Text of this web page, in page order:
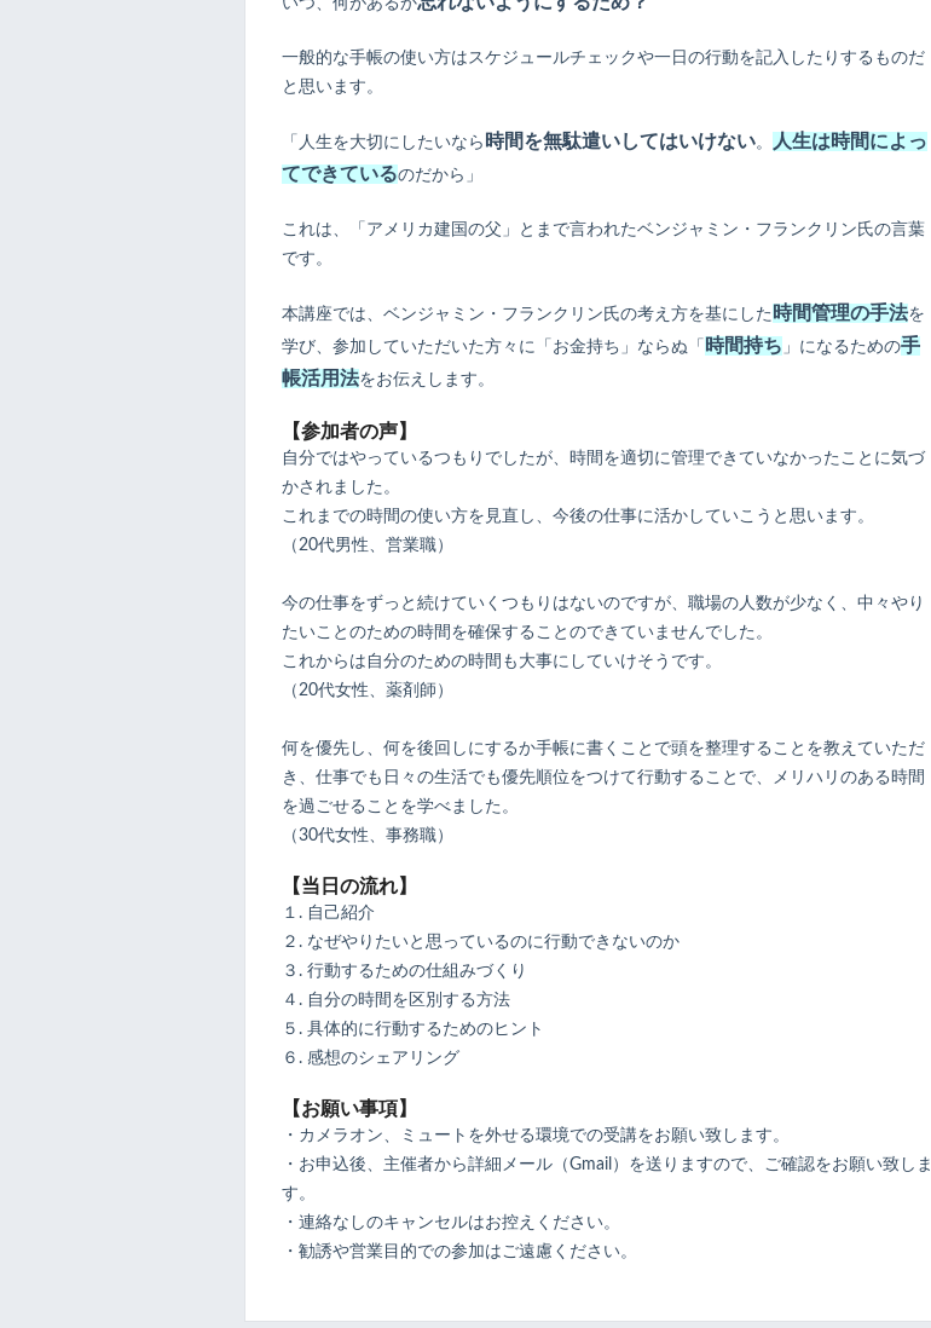
いつ、何があるか
一般的な手帳の使い方はスケジュールチェックや一日の行動を記入したりするものだ
と思います。
「人生を大切にしたいなら 時間を無駄遣いしてはいけない。 人生は時間によっ
てできているのだから」
これは、「アメリカ建国の父」とまで言われたベンジャミン・フランクリン氏の言葉
です。
本講座では、ベンジャミン・フランクリン氏の考え方を基にした 時間管理の手法を
学び、参加していただいた方々に「お金持ち」ならぬ「 時間持ち 」になるための手
帳活用法をお伝えします。
【参加者の声】
自分ではやっているつもりでしたが、時間を適切に管理できていなかったことに気づ
かされました。
これまでの時間の使い方を見直し、今後の仕事に活かしていこうと思います。
（20代男性、営業職）
今の仕事をずっと続けていくつもりはないのですが、職場の人数が少なく、中々やり
たいことのための時間を確保することのできていませんでした。
これからは自分のための時間も大事にしていけそうです。
（20代女性、薬剤師）
何を優先し、何を後回しにするか手帳に書くことで頭を整理することを教えていただ
き、仕事でも日々の生活でも優先順位をつけて行動することで、メリハリのある時間
を過ごせることを学べました。
（30代女性、事務職）
【当日の流れ】
１. 自己紹介
２. なぜやりたいと思っているのに行動できないのか
３. 行動するための仕組みづくり
４. 自分の時間を区別する方法
５. 具体的に行動するためのヒント
６. 感想のシェアリング
【お願い事項】
・カメラオン、ミュートを外せる環境での受講をお願い致します。
・お申込後、主催者から詳細メール（Gmail）を送りますので、ご確認をお願い致しま
す。
・連絡なしのキャンセルはお控えください。
・勧誘や営業目的での参加はご遠慮ください。